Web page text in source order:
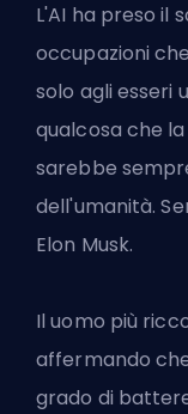
L'AI ha preso il
occupazioni
solo agli esseri
qualcosa che
sarebbe
dell'umanità.
Elon Musk.
Iluomo più
affermando
grado di